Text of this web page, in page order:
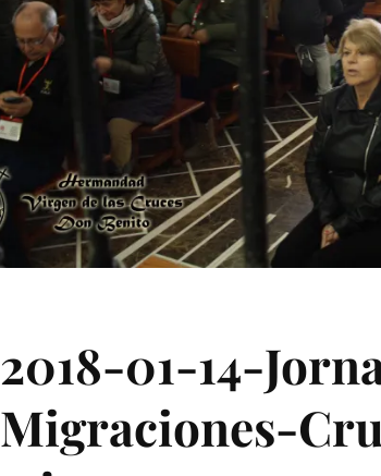
2018-01-14-
Migraciones-